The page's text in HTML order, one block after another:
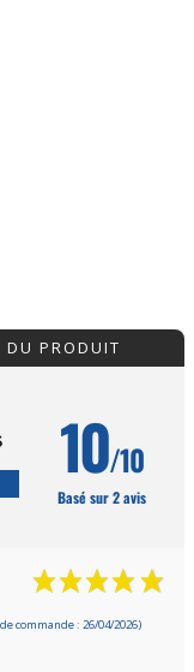
PRODUIT
10/10
Basé sur 2 avis
commande : 26/04/2026)